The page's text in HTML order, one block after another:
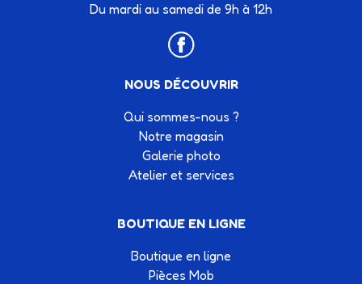
Du mardi au samedi de 9h à 12h
NOUS DÉCOUVRIR
Qui sommes-nous ?
Notre magasin
Galerie photo
Atelier et services
BOUTIQUE EN LIGNE
Boutique en ligne
Pièces Mob